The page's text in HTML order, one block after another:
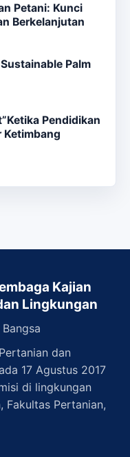
Petani: Kunci
Berkelanjutan
Palm
Pendidikan
Ketimbang
Kajian
Lingkungan
dan
17 Agustus 2017
di lingkungan
Fakultas Pertanian,